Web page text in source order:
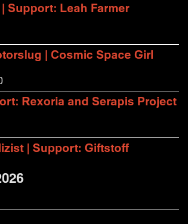
Support: Leah Farmer
| Cosmic Space Girl
Rexoria and Serapis Project
| Support: Giftstoff